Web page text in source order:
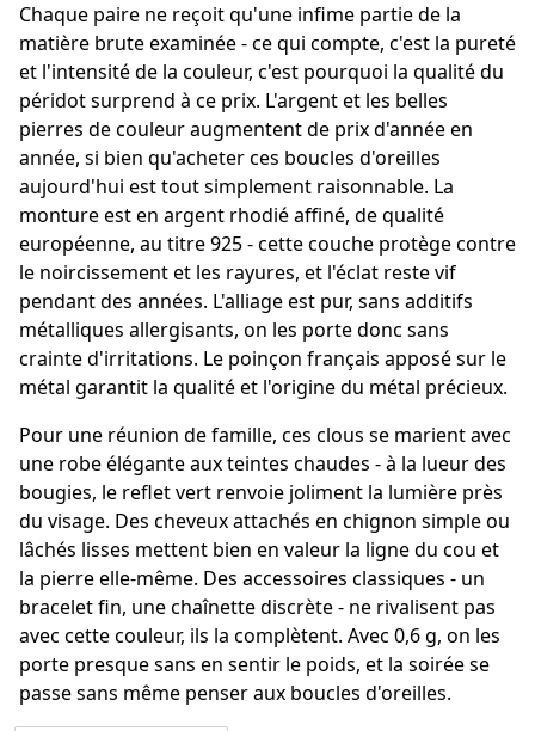
Chaque paire ne reçoit qu'une infime partie de la
matière brute examinée - ce qui compte, c'est la pureté
et l'intensité de la couleur, c'est pourquoi la qualité du
péridot surprend à ce prix. L'argent et les belles
pierres de couleur augmentent de prix d'année en
année, si bien qu'acheter ces boucles d'oreilles
aujourd'hui est tout simplement raisonnable. La
monture est en argent rhodié affiné, de qualité
européenne, au titre 925 - cette couche protège contre
le noircissement et les rayures, et l'éclat reste vif
pendant des années. L'alliage est pur, sans additifs
métalliques allergisants, on les porte donc sans
crainte d'irritations. Le poinçon français apposé sur le
métal garantit la qualité et l'origine du métal précieux.
Pour une réunion de famille, ces clous se marient avec
une robe élégante aux teintes chaudes - à la lueur des
bougies, le reflet vert renvoie joliment la lumière près
du visage. Des cheveux attachés en chignon simple ou
lâchés lisses mettent bien en valeur la ligne du cou et
la pierre elle-même. Des accessoires classiques - un
bracelet fin, une chaînette discrète - ne rivalisent pas
avec cette couleur, ils la complètent. Avec 0,6 g, on les
porte presque sans en sentir le poids, et la soirée se
passe sans même penser aux boucles d'oreilles.